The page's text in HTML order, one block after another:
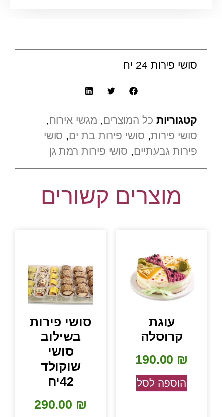
סושי פירות 24 יח
קטגוריות כל המוצרים, מגשי אירוח,
סושי פירות, סושי פירות בת ים, סושי
פירות גבעתיים, סושי פירות רמת גן
מוצרים קשורים
עוגת
קרוסלה
190.00 ₪
הוספה לסל
סושי פירות
בשילוב
סושי
שוקולד
42יח
290.00 ₪